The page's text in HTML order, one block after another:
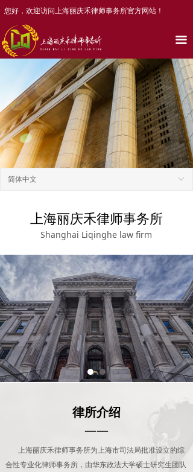
您好，欢迎访问上海丽庆禾律师事务所官方网站！
끀
ꀅ
简体中文
上海丽庆禾律师事务所
Shanghai Liqinghe law firm
律所介绍
——
上海丽庆禾律师事务所为上海市司法局批准设立的综
合性专业化律师事务所，由华东政法大学硕士研究生团队